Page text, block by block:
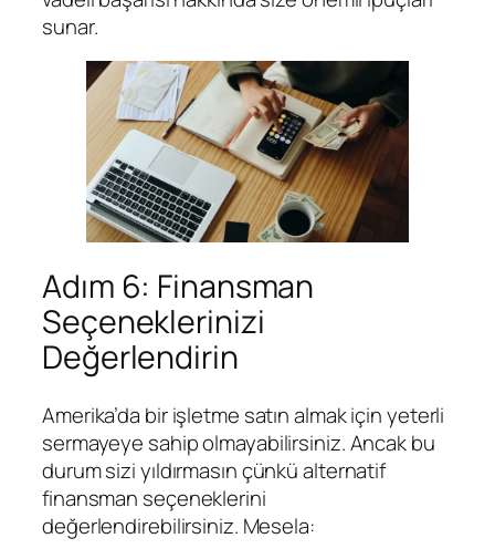
sunar.
Adım 6: Finansman
Seçeneklerinizi
Değerlendirin
Amerika’da bir işletme satın almak için yeterli
sermayeye sahip olmayabilirsiniz. Ancak bu
durum sizi yıldırmasın çünkü alternatif
finansman seçeneklerini
değerlendirebilirsiniz. Mesela: